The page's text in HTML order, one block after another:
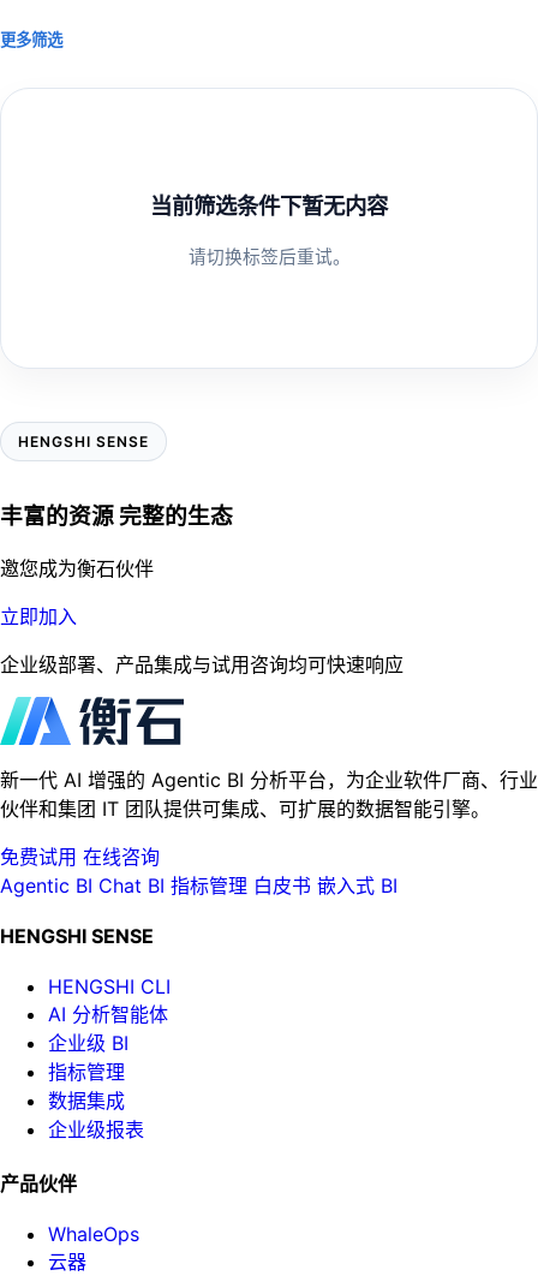
更多筛选
当前筛选条件下暂无内容
请切换标签后重试。
HENGSHI SENSE
丰富的资源 完整的生态
邀您成为衡石伙伴
立即加入
企业级部署、产品集成与试用咨询均可快速响应
新一代 AI 增强的 Agentic BI 分析平台，为企业软件厂商、行业
伙伴和集团 IT 团队提供可集成、可扩展的数据智能引擎。
免费试用 在线咨询
Agentic BI Chat BI 指标管理 白皮书 嵌入式 BI
HENGSHI SENSE
HENGSHI CLI
AI 分析智能体
企业级 BI
指标管理
数据集成
企业级报表
产品伙伴
WhaleOps
云器